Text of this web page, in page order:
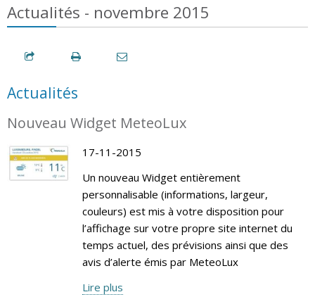
Actualités - novembre 2015
Actualités
Nouveau Widget MeteoLux
17-11-2015
Un nouveau Widget entièrement
personnalisable (informations, largeur,
couleurs) est mis à votre disposition pour
l’affichage sur votre propre site internet du
temps actuel, des prévisions ainsi que des
avis d’alerte émis par MeteoLux
Lire plus